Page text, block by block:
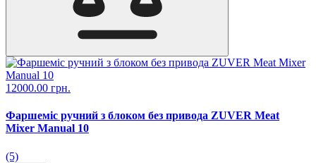
12000.00 грн.
Фаршеміс ручний з блоком без привода ZUVER Meat
Mixer Manual 10
(5)